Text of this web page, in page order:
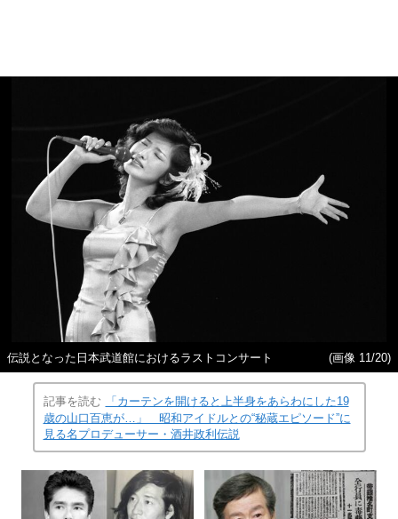
伝説となった日本武道館におけるラストコンサート (画像 11/20)
記事を読む
「カーテンを開けると上半身をあらわにした19
歳の山口百恵が…」 昭和アイドルとの“秘蔵エピソード”に
見る名プロデューサー・酒井政利伝説